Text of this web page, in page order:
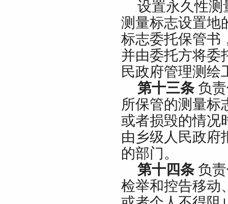
设置永久性测
测量标志设置地
标志委托保管书
并由委托方将委
民政府管理测绘
第十三条负责
所保管的测量标
或者损毁的情况
由乡级人民政府
的部门。
第十四条负责
检举和控告移动